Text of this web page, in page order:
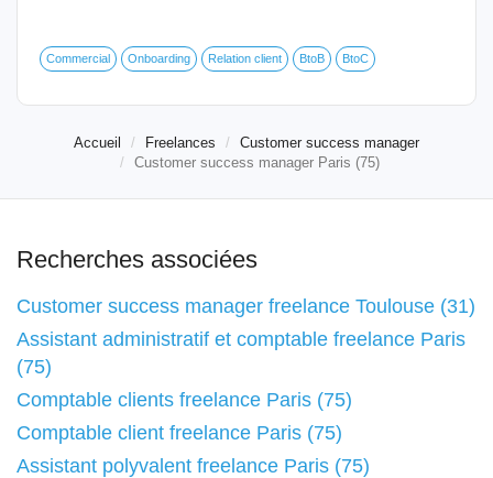
Commercial Onboarding Relation client BtoB BtoC
Accueil Freelances
Customer success manager
Customer success manager Paris (75)
Recherches associées
Customer success manager freelance Toulouse (31)
Assistant administratif et comptable freelance Paris
(75)
Comptable clients freelance Paris (75)
Comptable client freelance Paris (75)
Assistant polyvalent freelance Paris (75)